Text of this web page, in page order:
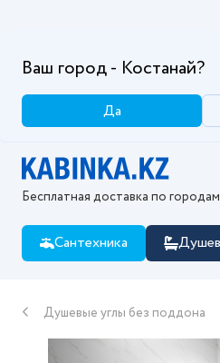
Ваш город - Костанай?
Да
Бесплатная доставка по
Сантехника
Душевые углы без поддона